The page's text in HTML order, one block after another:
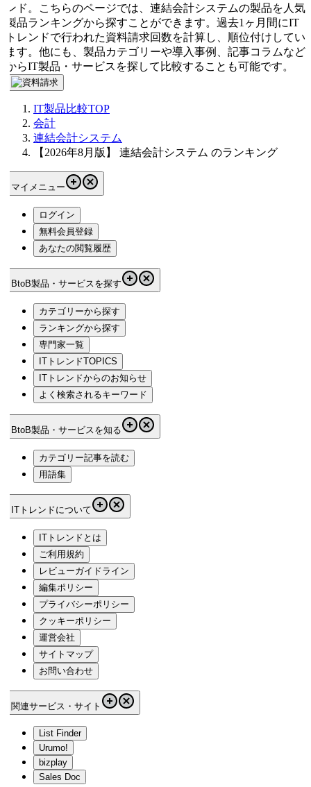
ド。こちらのページでは、連結会計システムの製品を人気
品ランキングから探すことができます。過去1ヶ月間にIT
レンドで行われた資料請求回数を計算し、順位付けしてい
す。他にも、製品カテゴリーや導入事例、記事コラムなど
らIT製品・サービスを探して比較することも可能です。
IT製品比較TOP
会計
連結会計システム
【2026年8月版】 連結会計システム のランキング
マイメニュー
ログイン
無料会員登録
あなたの閲覧履歴
BtoB製品・サービスを探す
カテゴリーから探す
ランキングから探す
専門家一覧
ITトレンドTOPICS
ITトレンドからのお知らせ
よく検索されるキーワード
BtoB製品・サービスを知る
カテゴリー記事を読む
用語集
ITトレンドについて
ITトレンドとは
ご利用規約
レビューガイドライン
編集ポリシー
プライバシーポリシー
クッキーポリシー
運営会社
サイトマップ
お問い合わせ
関連サービス・サイト
List Finder
Urumo!
bizplay
Sales Doc